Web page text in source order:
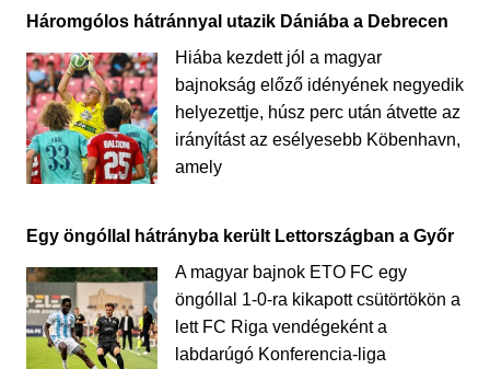
Háromgólos hátránnyal utazik Dániába a Debrecen
Hiába kezdett jól a magyar
bajnokság előző idényének negyedik
helyezettje, húsz perc után átvette az
irányítást az esélyesebb Köbenhavn,
amely
Egy öngóllal hátrányba került Lettországban a Győr
A magyar bajnok ETO FC egy
öngóllal 1-0-ra kikapott csütörtökön a
lett FC Riga vendégeként a
labdarúgó Konferencia-liga